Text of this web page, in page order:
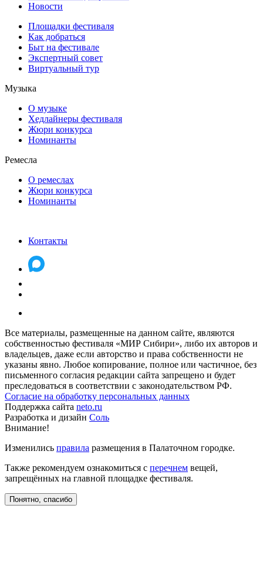
Новости
Площадки фестиваля
Как добраться
Быт на фестивале
Экспертный совет
Виртуальный тур
Музыка
О музыке
Хедлайнеры фестиваля
Жюри конкурса
Номинанты
Ремесла
О ремеслах
Жюри конкурса
Номинанты
Контакты
Все материалы, размещенные на данном сайте, являются
собственностью фестиваля «МИР Сибири», либо их авторов и
владельцев, даже если авторство и права собственности не
указаны явно. Любое копирование, полное или частичное, без
письменного согласия редакции сайта запрещено и будет
преследоваться в соответствии с законодательством РФ.
Согласие на обработку персональных данных
Поддержка сайта neto.ru
Разработка и дизайн Соль
Внимание!
Изменились правила размещения в Палаточном городке.
Также рекомендуем ознакомиться с перечнем вещей,
запрещённых на главной площадке фестиваля.
Понятно, спасибо